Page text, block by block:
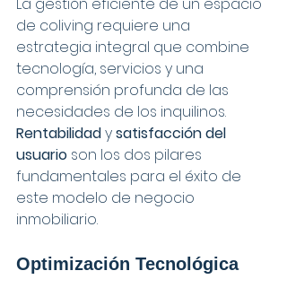
de coliving requiere una
estrategia integral que combine
tecnología, servicios y una
comprensión profunda de las
necesidades de los inquilinos.
Rentabilidad y satisfacción del
usuario son los dos pilares
fundamentales para el éxito de
este modelo de negocio
inmobiliario.
Optimización Tecnológica